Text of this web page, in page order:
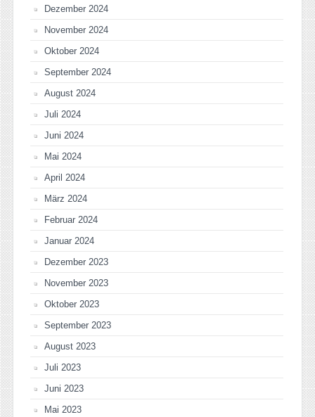
Dezember 2024
November 2024
Oktober 2024
September 2024
August 2024
Juli 2024
Juni 2024
Mai 2024
April 2024
März 2024
Februar 2024
Januar 2024
Dezember 2023
November 2023
Oktober 2023
September 2023
August 2023
Juli 2023
Juni 2023
Mai 2023